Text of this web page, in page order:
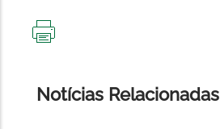
Notícias Relacionadas